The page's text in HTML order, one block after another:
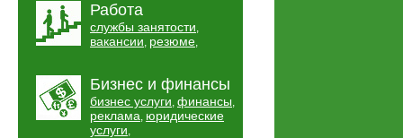
Работа
службы занятости,
вакансии, резюме,
Бизнес и финансы
бизнес услуги, финансы,
реклама, юридические
услуги,